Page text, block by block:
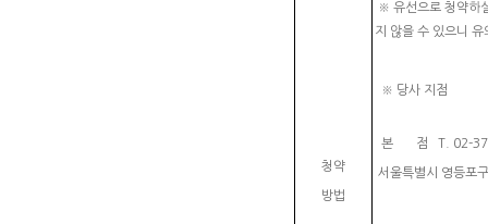
청약
방법
※ 유선으로 청약하
지 않을 수 있으니
※ 당사 지점
본 점 T. 02-
서울특별시 영등포